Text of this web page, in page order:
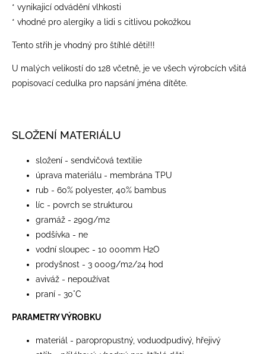
* vynikajicí odvádění vlhkosti
* vhodné pro alergiky a lidi s citlivou pokožkou
Tento střih je vhodný pro štíhlé děti!!!
​U malých velikostí do 128 včetně, je ve všech výrobcích všitá
popisovací cedulka pro napsání jména dítěte.
SLOŽENÍ MATERIÁLU
složení - sendvičová textilie
úprava materiálu - membrána TPU
rub - 60% polyester, 40% bambus
líc - povrch se strukturou
gramáž - 290g/m2
podšívka - ne
vodní sloupec - 10 000mm H2O
prodyšnost - 3 000g/m2/24 hod
aviváž - nepoužívat
praní - 30°C
PARAMETRY VÝROBKU
materiál - paropropustný, voduodpudivý, hřejivý